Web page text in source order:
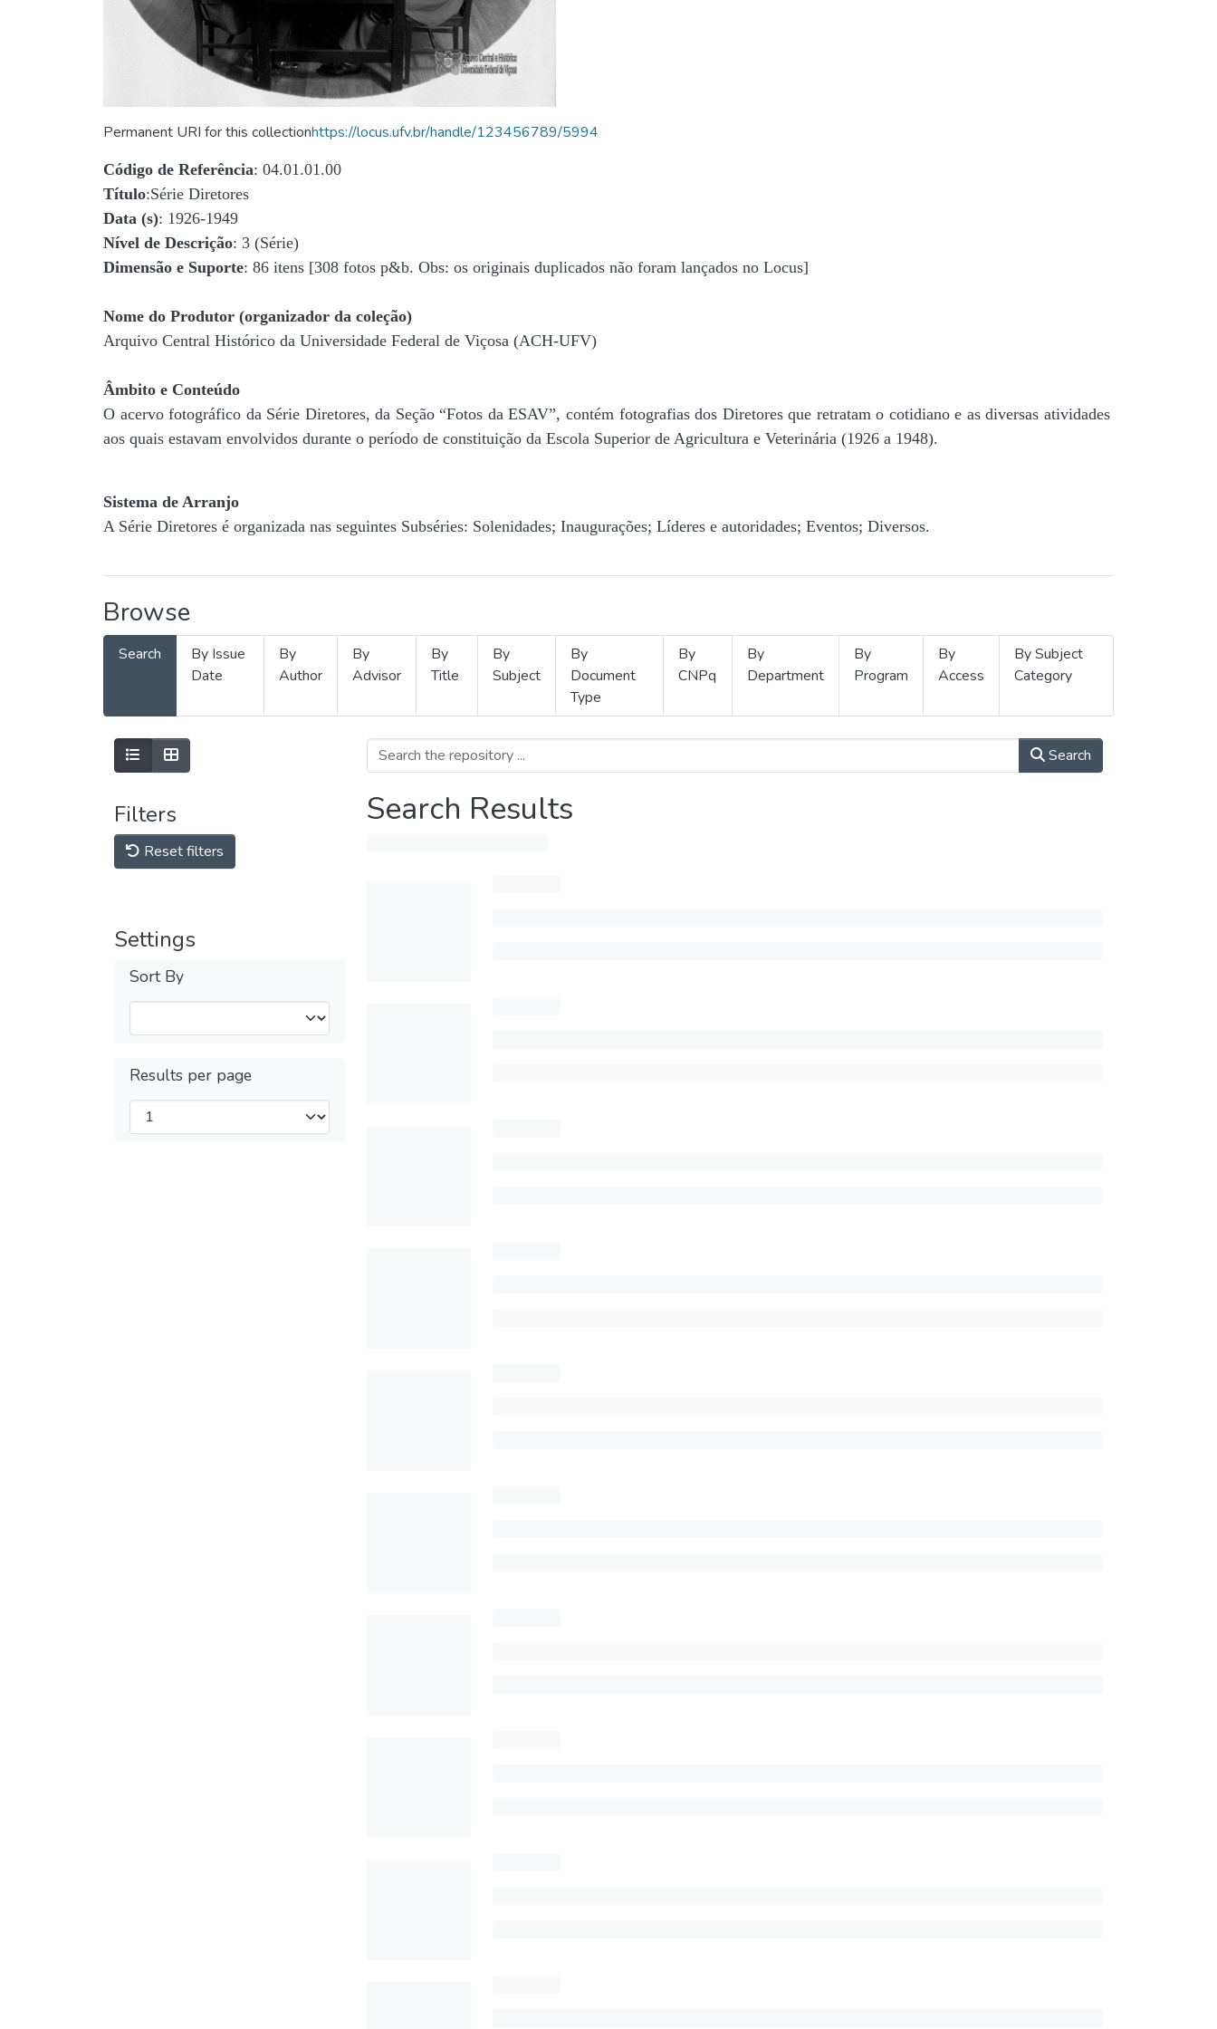
Permanent URI for this collectionhttps://locus.ufv.br/handle/123456789/5994
Código de Referência: 04.01.01.00
Título:Série Diretores
Data (s): 1926-1949
Nível de Descrição: 3 (Série)
Dimensão e Suporte: 86 itens [308 fotos p&b. Obs: os originais duplicados não foram lançados no Locus]
Nome do Produtor (organizador da coleção)
Arquivo Central Histórico da Universidade Federal de Viçosa (ACH-UFV)
Âmbito e Conteúdo
O acervo fotográfico da Série Diretores, da Seção “Fotos da ESAV”, contém fotografias dos Diretores que retratam o cotidiano e as diversas atividades
aos quais estavam envolvidos durante o período de constituição da Escola Superior de Agricultura e Veterinária (1926 a 1948).
Sistema de Arranjo
A Série Diretores é organizada nas seguintes Subséries: Solenidades; Inaugurações; Líderes e autoridades; Eventos; Diversos.
Browse
Search
By Issue
Date
By
Author
By
Advisor
By
Title
By
Subject
By
Document
Type
By
CNPq
By
Department
By
Program
By
Access
By Subject
Category
Filters
Reset filters
Settings
Sort By
Results per page
Search
Search Results